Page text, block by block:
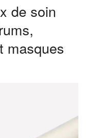
de soin
masques